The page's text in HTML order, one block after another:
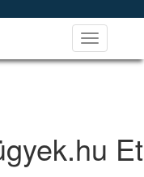
Toggle
navigation